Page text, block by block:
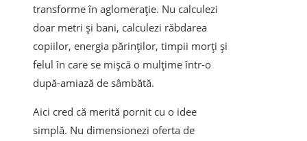
transforme în aglomerație. Nu calculezi
doar metri și bani, calculezi răbdarea
copiilor, energia părinților, timpii morți și
felul în care se mișcă o mulțime într-o
după-amiază de sâmbătă.
Aici cred că merită pornit cu o idee
simplă. Nu dimensionezi oferta de